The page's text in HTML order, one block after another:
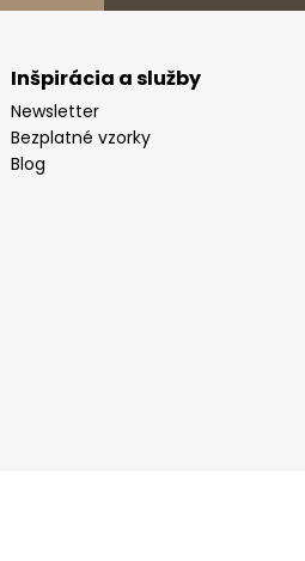
Inšpirácia a služby
Newsletter
Bezplatné vzorky
Blog